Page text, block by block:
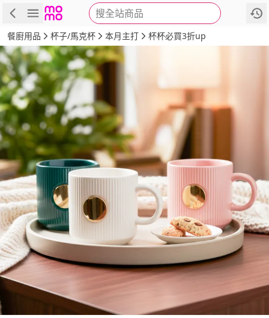
搜全站商品
商品 評價 詳情
餐廚用品 杯子/馬克杯 本月主打 杯杯必買3折up